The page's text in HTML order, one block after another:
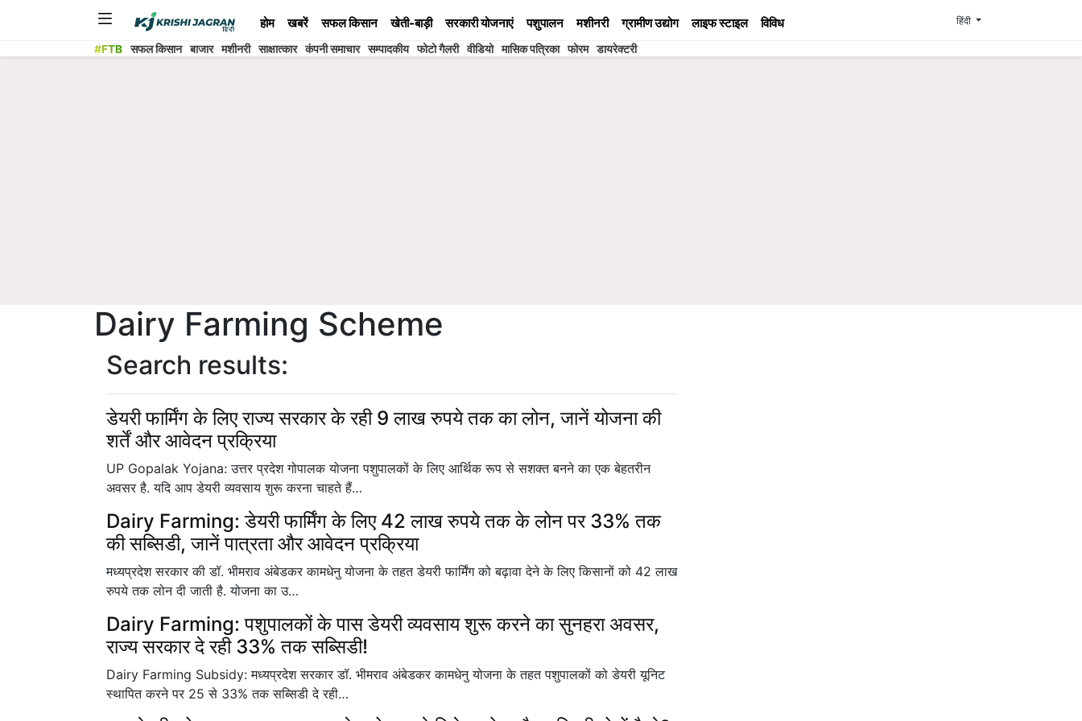
होम खबरें सफल किसान खेती-बाड़ी सरकारी योजनाएं पशुपालन मशीनरी ग्रामीण उद्योग लाइफ स्टाइल विविध हिंदी
#FTB सफल किसान बाजार मशीनरी साक्षात्कार कंपनी समाचार सम्पादकीय फोटो गैलरी वीडियो मासिक पत्रिका फोरम डायरेक्टरी
Dairy Farming Scheme
Search results:
डेयरी फार्मिंग के लिए राज्य सरकार के रही 9 लाख रुपये तक का लोन, जानें योजना की
शर्तें और आवेदन प्रक्रिया
UP Gopalak Yojana: उत्तर प्रदेश गोपालक योजना पशुपालकों के लिए आर्थिक रूप से सशक्त बनने का एक बेहतरीन
अवसर है. यदि आप डेयरी व्यवसाय शुरू करना चाहते हैं…
Dairy Farming: डेयरी फार्मिंग के लिए 42 लाख रुपये तक के लोन पर 33% तक
की सब्सिडी, जानें पात्रता और आवेदन प्रक्रिया
मध्यप्रदेश सरकार की डॉ. भीमराव अंबेडकर कामधेनु योजना के तहत डेयरी फार्मिंग को बढ़ावा देने के लिए किसानों को 42 लाख
रुपये तक लोन दी जाती है. योजना का उ…
Dairy Farming: पशुपालकों के पास डेयरी व्यवसाय शुरू करने का सुनहरा अवसर,
राज्य सरकार दे रही 33% तक सब्सिडी!
Dairy Farming Subsidy: मध्यप्रदेश सरकार डॉ. भीमराव अंबेडकर कामधेनु योजना के तहत पशुपालकों को डेयरी यूनिट
स्थापित करने पर 25 से 33% तक सब्सिडी दे रही…